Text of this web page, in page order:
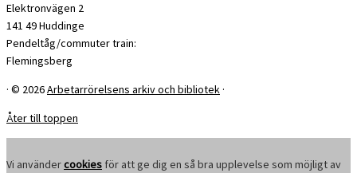
Elektronvägen 2
141 49 Huddinge
Pendeltåg/commuter train:
Flemingsberg
· © 2026Arbetarrörelsens arkiv och bibliotek ·
Åter till toppen
Vi användercookies för att ge dig en så bra upplevelse som möjligt av